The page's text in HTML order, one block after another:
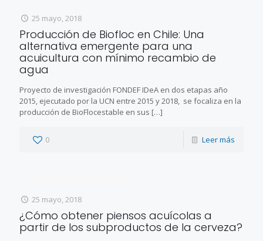
25 mayo, 2018
Producción de Biofloc en Chile: Una
alternativa emergente para una
acuicultura con mínimo recambio de
agua
Proyecto de investigación FONDEF IDeA en dos etapas año
2015, ejecutado por la UCN entre 2015 y 2018, se focaliza en la
producción de BioFlocestable en sus […]
0 Leer más
25 mayo, 2018
¿Cómo obtener piensos acuícolas a
partir de los subproductos de la cerveza?